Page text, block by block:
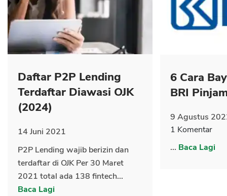
Daftar P2P Lending
Terdaftar Diawasi OJK
(2024)
14 Juni 2021
P2P Lending wajib berizin dan
terdaftar di OJK Per 30 Maret
2021 total ada 138 fintech...
Baca Lagi
6 Cara
BRI
9 Agustus
1 Komentar
... Baca Lagi